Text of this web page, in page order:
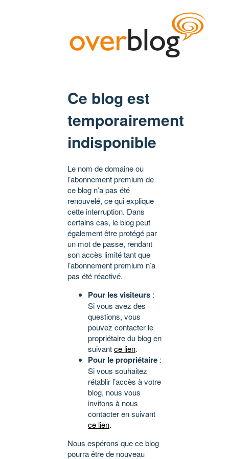
Ce blog est
temporairement
indisponible
Le nom de domaine ou
l’abonnement premium de
ce blog n’a pas été
renouvelé, ce qui explique
cette interruption. Dans
certains cas, le blog peut
également être protégé par
un mot de passe, rendant
son accès limité tant que
l’abonnement premium n’a
pas été réactivé.
Pour les visiteurs :
Si vous avez des
questions, vous
pouvez contacter le
propriétaire du blog en
suivantce lien.
Pour le propriétaire :
Si vous souhaitez
rétablir l’accès à votre
blog, nous vous
invitons à nous
contacter en suivant
ce lien.
Nous espérons que ce blog
pourra être de nouveau